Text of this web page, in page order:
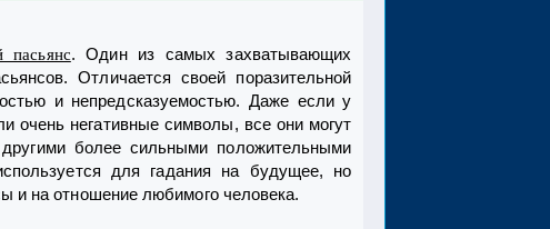
пасьянс. Один из самых захватывающих
Отличается своей поразительной
и непредсказуемостью. Даже если у
очень негативные символы, все они могут
более сильными положительными
для гадания на будущее, но
и на отношение любимого человека.